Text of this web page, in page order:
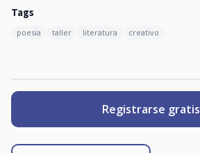
Tags
poesia taller literatura creativo
Registrarse gratis